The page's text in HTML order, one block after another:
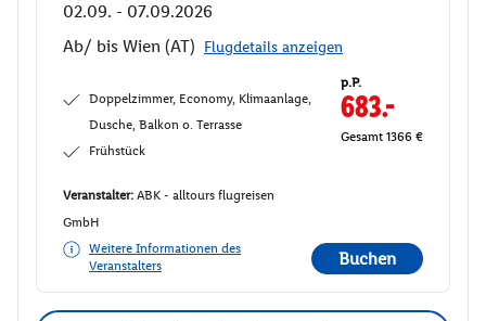
02.09. - 07.09.2026
Ab/ bis Wien (AT) Flugdetails anzeigen
Doppelzimmer, Economy, Klimaanlage,
Dusche, Balkon o. Terrasse
Frühstück
p.P.
683.-
Gesamt 1366 €
Veranstalter: ABK - alltours flugreisen
GmbH
Weitere Informationen des
Veranstalters
Buchen